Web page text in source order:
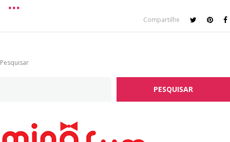
Compartilhe
Pesquisar
PESQUISAR